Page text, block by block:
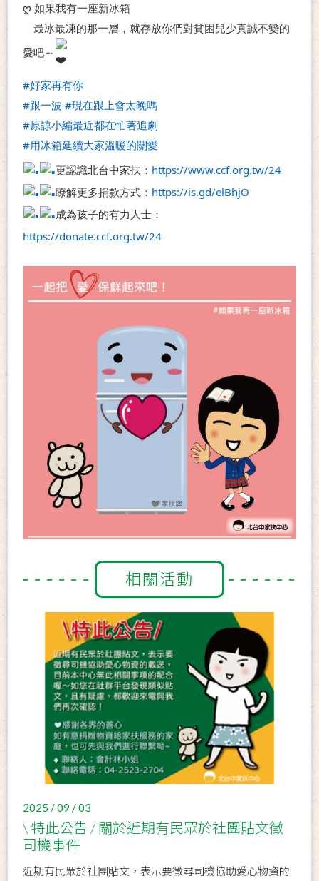
ღ 如果我有一座新冰箱
最冰最凍的那一層，就存放你們對貧困兒少真誠不變的
愛吧～
#好家再有你
#跟一波 #現在跟上會太晚嗎
#原諒小編最近都在忙著追劇
#用冰箱延續大家溫暖的關愛
更認識北台中家扶： https://www.ccf.org.tw/24
瞭解更多捐款方式： https://is.gd/elBhjO
成為孩子的有力人士：
https://donate.ccf.org.tw/24
相關活動
2025 / 09 / 03
\ 特此公告 / 關於近期有民眾於社團貼文徵
司機事件
近期有民眾於社團貼文，表示要徵尋司機協助愛心物資的